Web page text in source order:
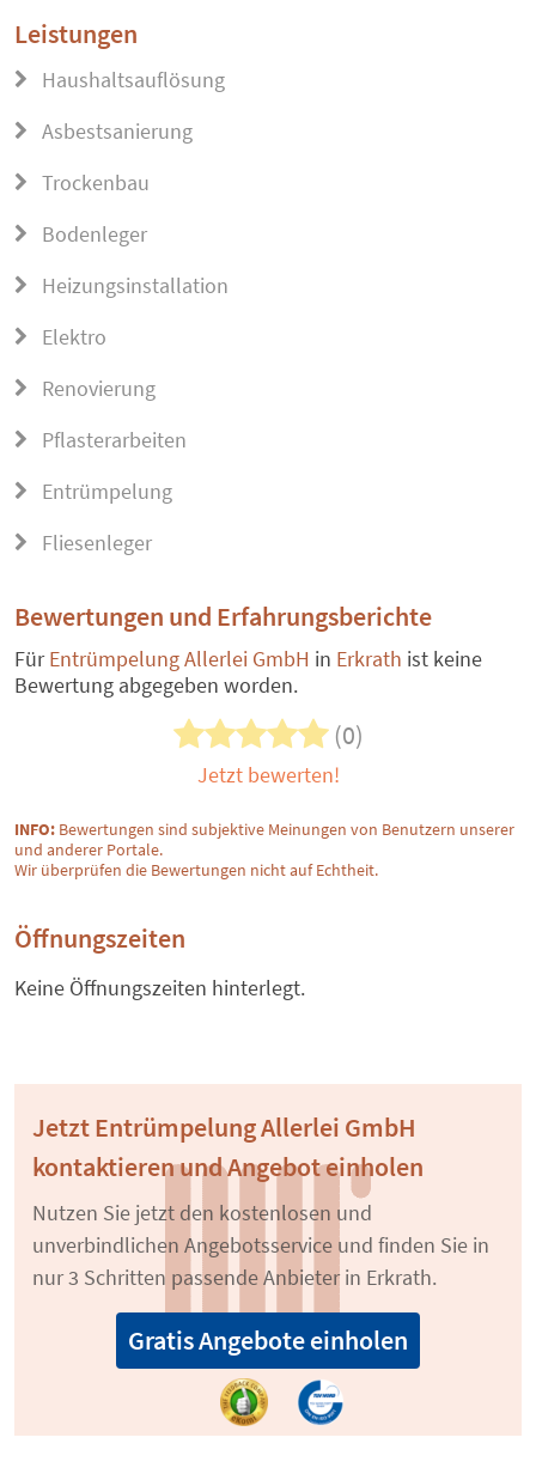
Leistungen
Haushaltsauflösung
Asbestsanierung
Trockenbau
Bodenleger
Heizungsinstallation
Elektro
Renovierung
Pflasterarbeiten
Entrümpelung
Fliesenleger
Bewertungen und Erfahrungsberichte
FürEntrümpelung Allerlei GmbH in Erkrath ist keine
Bewertung abgegeben worden.
(0)
Jetzt bewerten!
INFO: Bewertungen sind subjektive Meinungen von Benutzern unserer
und anderer Portale.
Wir überprüfen die Bewertungen nicht auf Echtheit.
Öffnungszeiten
Keine Öffnungszeiten hinterlegt.
Jetzt Entrümpelung Allerlei GmbH
kontaktieren und Angebot einholen
Nutzen Sie jetzt den kostenlosen und
unverbindlichen Angebotsservice und finden Sie in
nur 3 Schritten passende Anbieter in Erkrath.
Gratis Angebote einholen